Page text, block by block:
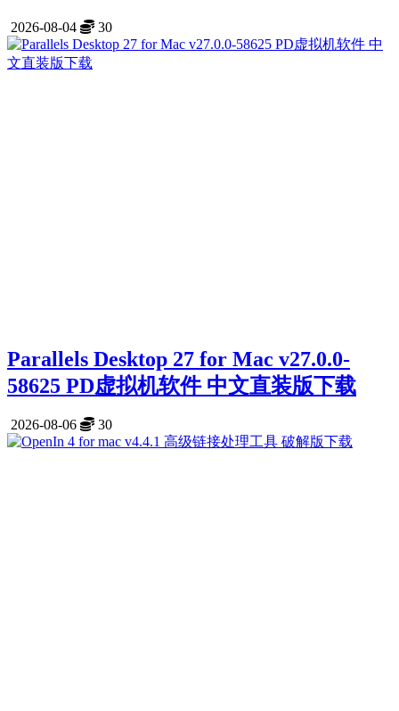
2026-08-04 30
Parallels Desktop 27 for Mac v27.0.0-
58625 PD虚拟机软件 中文直装版下载
2026-08-06 30